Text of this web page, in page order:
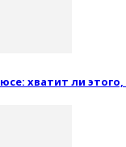
хватит ли